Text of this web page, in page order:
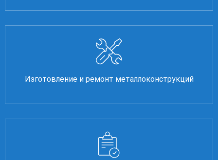
Изготовление и ремонт металлоконструкций